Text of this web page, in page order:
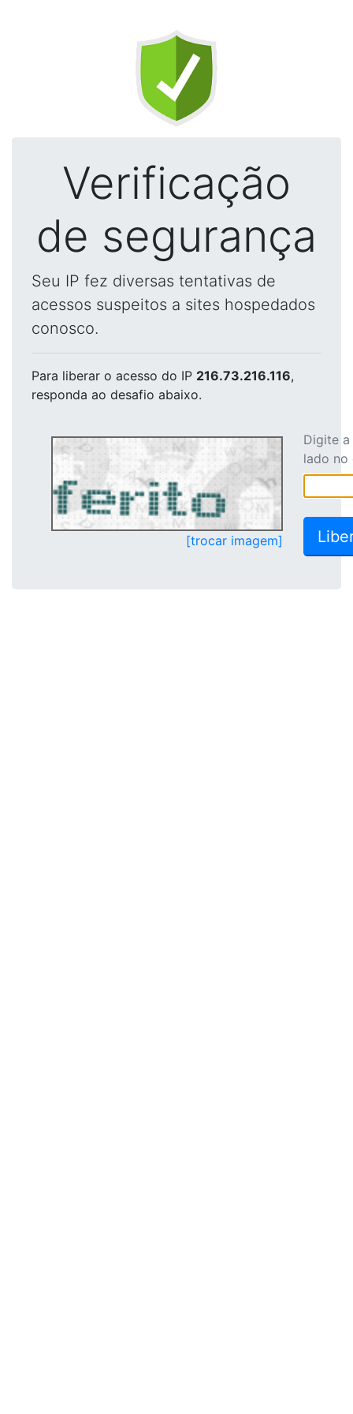
Verificação
de segurança
Seu IP fez diversas tentativas de
acessos suspeitos a sites hospedados
conosco.
Para liberar o acesso do IP 216.73.216.116,
responda ao desafio abaixo.
[trocar imagem]
Digite
lado no